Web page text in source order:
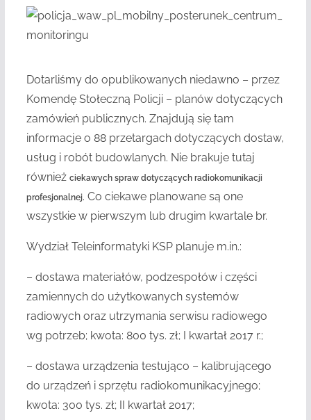
Dotarliśmy do opublikowanych niedawno – przez
Komendę Stołeczną Policji – planów dotyczących
zamówień publicznych. Znajdują się tam
informacje o 88 przetargach dotyczących dostaw,
usług i robót budowlanych. Nie brakuje tutaj
również ciekawych spraw dotyczących radiokomunikacji
profesjonalnej. Co ciekawe planowane są one
wszystkie w pierwszym lub drugim kwartale br.
Wydział Teleinformatyki KSP planuje m.in.:
– dostawa materiałów, podzespołów i części
zamiennych do użytkowanych systemów
radiowych oraz utrzymania serwisu radiowego
wg potrzeb; kwota: 800 tys. zł; I kwartał 2017 r.;
– dostawa urządzenia testująco – kalibrującego
do urządzeń i sprzętu radiokomunikacyjnego;
kwota: 300 tys. zł; II kwartał 2017;